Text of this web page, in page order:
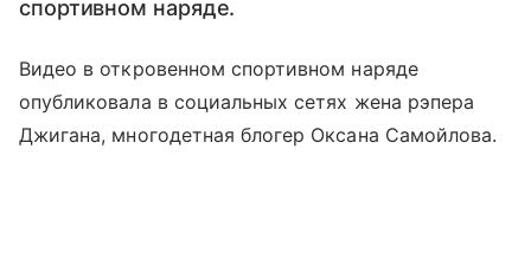
спортивном наряде.
Видео в откровенном спортивном наряде
опубликовала в социальных сетях жена рэпера
Джигана, многодетная блогер Оксана Самойлова.